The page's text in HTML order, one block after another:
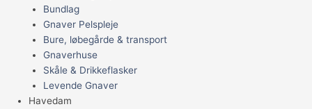
Bundlag
Gnaver Pelspleje
Bure, løbegårde & transport
Gnaverhuse
Skåle & Drikkeflasker
Levende Gnaver
Havedam